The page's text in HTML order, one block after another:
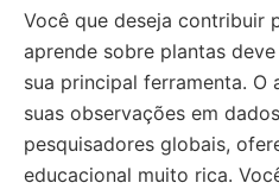
Você que deseja contribuir
aprende sobre plantas
sua principal ferramenta.
suas observações em
pesquisadores globais,
educacional muito rica.